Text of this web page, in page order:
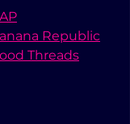
Republic
Threads